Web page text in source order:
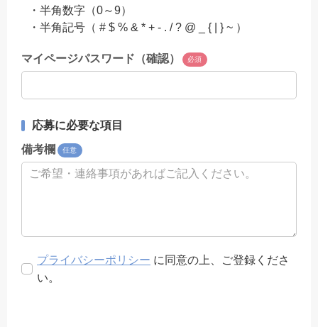
・半角数字（0～9）
・半角記号（ # $ % & * + - . / ? @ _ { | } ~ ）
マイページパスワード（確認） 必須
応募に必要な項目
備考欄
任意
プライバシーポリシー に同意の上、ご登録くださ
い。